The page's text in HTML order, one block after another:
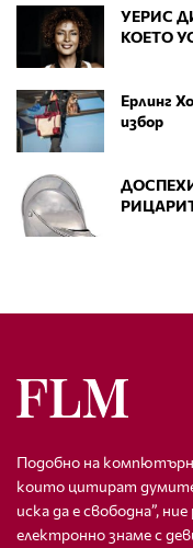
УЕРИС
КОЕТО
Ерлинг
избор
Подобно на
които цитират
иска да е свободна”,
електронно знаме с